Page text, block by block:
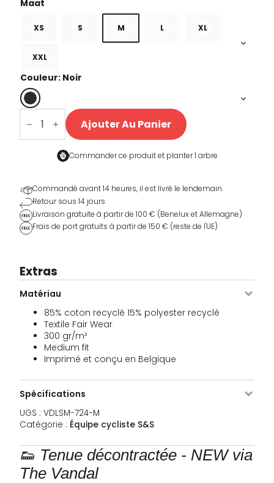
XS S M L XL
XXL
Couleur: Noir
quantité
de
Unisex
Short
Ajouter Au Panier
Commander ce produit et planter 1 arbre
Commandé avant 14 heures, il est livré le lendemain.
Retour sous 14 jours
Livraison gratuite à partir de 100 € (Benelux et Allemagne)
Frais de port gratuits à partir de 150 € (reste de l'UE)
Extras
Matériau
85% coton recyclé 15% polyester recyclé
Textile Fair Wear
300 gr/m²
Medium fit
Imprimé et conçu en Belgique
Spécifications
UGS : VDLSM-724-M
Catégorie : Équipe cycliste S&S
👟 Tenue décontractée - NEW via
The Vandal